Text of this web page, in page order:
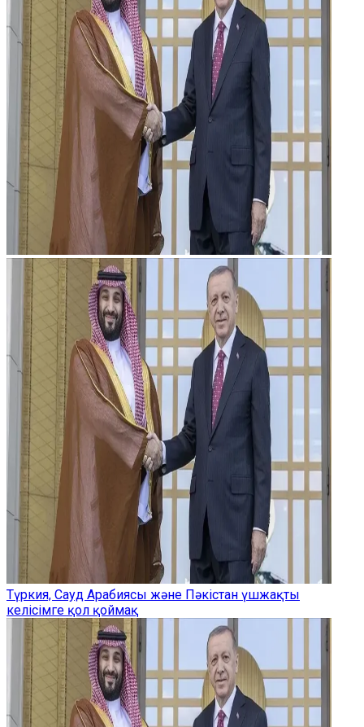
Түркия, Сауд Арабиясы және Пәкістан үшжақты
келісімге қол қоймақ